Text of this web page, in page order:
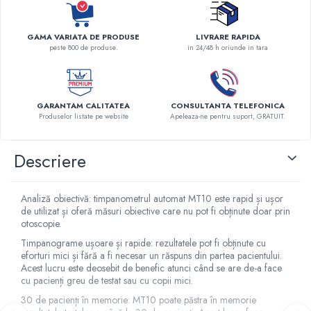
Accesorii vase
Tevi cupru si accesorii
Console tavan sali operatie
Lavoare apa sterila
Lavoare chirurgicale
Prefiltre lavoare
Manere pentru electrocautere
Cabluri pentru pensele bipolare
Cabluri conectare electrozi neutri
Electrozi neutri
Electrocautere
Radiocautere
GAMA VARIATA DE PRODUSE
peste 800 de produse.
LIVRARE RAPIDA
in 24/48 h oriunde in tara
GARANTAM CALITATEA
Produselor listate pe website
CONSULTANTA TELEFONICA
Apeleaza-ne pentru suport, GRATUIT.
Descriere
Analiză obiectivă: timpanometrul automat MT10 este rapid și ușor
de utilizat și oferă măsuri obiective care nu pot fi obținute doar prin
otoscopie.
Timpanograme ușoare și rapide: rezultatele pot fi obținute cu
eforturi mici și fără a fi necesar un răspuns din partea pacientului.
Acest lucru este deosebit de benefic atunci când se are de-a face
cu pacienți greu de testat sau cu copii mici.
30 de pacienți în memorie: MT10 poate păstra în memorie